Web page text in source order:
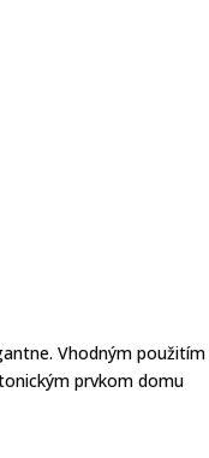
Vhodným použitím
prvkom domu